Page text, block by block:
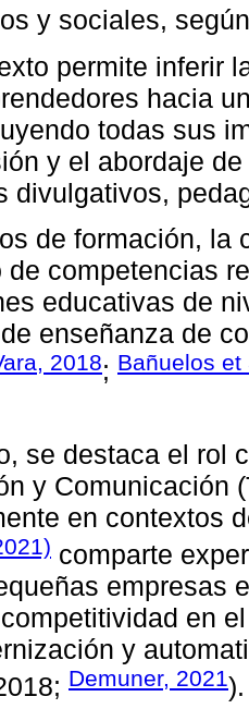
y sociales,
permite inferir
hacia
todas sus
y el abordaje
divulgativos,
de formación, la
de competencias
educativas de
enseñanza de
2018; Bañuelos et
se destaca el rol
y Comunicación
en contextos
comparte
empresas
en
y
Demuner, 2021).